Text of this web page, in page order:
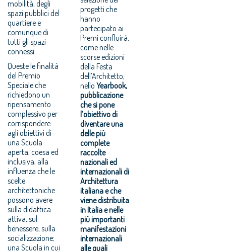
mobilità, degli
spazi pubblici del
quartiere e
comunque di
tutti gli spazi
connessi.
Queste le finalità
del Premio
Speciale che
richiedono un
ripensamento
complessivo per
corrispondere
agli obiettivi di
una Scuola
aperta, coesa ed
inclusiva, alla
influenza che le
scelte
architettoniche
possono avere
sulla didattica
attiva, sul
benessere, sulla
socializzazione;
una Scuola in cui
progetti che
hanno
partecipato ai
Premi confluirà,
come nelle
scorse edizioni
della Festa
dell’Architetto,
nelloYearbook,
pubblicazione
che si pone
l’obiettivo di
diventare una
delle più
complete
raccolte
nazionali ed
internazionali di
Architettura
italiana e che
viene distribuita
in Italia e nelle
più importanti
manifestazioni
internazionali
alle quali